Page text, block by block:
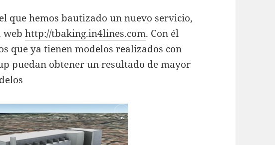
que hemos bautizado un nuevo servicio,
webhttp://tbaking.in4lines.com. Con él
que ya tienen modelos realizados con
puedan obtener un resultado de mayor